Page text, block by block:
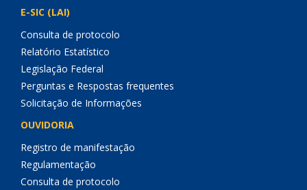
E-SIC (LAI)
Consulta de protocolo
Relatório Estatístico
Legislação Federal
Perguntas e Respostas frequentes
Solicitação de Informações
OUVIDORIA
Registro de manifestação
Regulamentação
Consulta de protocolo